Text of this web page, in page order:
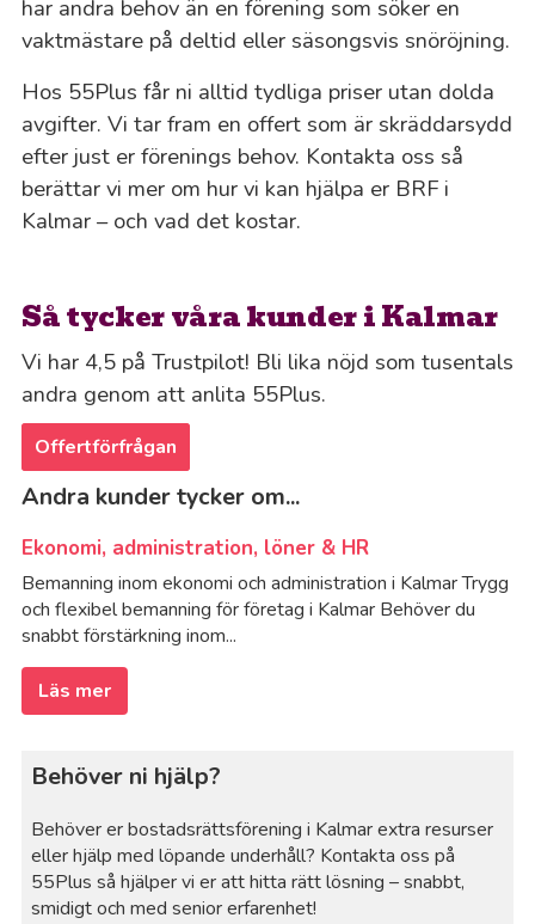
har andra behov än en förening som söker en
vaktmästare på deltid eller säsongsvis snöröjning.
Hos 55Plus får ni alltid tydliga priser utan dolda
avgifter. Vi tar fram en offert som är skräddarsydd
efter just er förenings behov. Kontakta oss så
berättar vi mer om hur vi kan hjälpa er BRF i
Kalmar – och vad det kostar.
Så tycker våra kunder i Kalmar
Vi har 4,5 på Trustpilot! Bli lika nöjd som tusentals
andra genom att anlita 55Plus.
Offertförfrågan
Andra kunder tycker om...
Ekonomi, administration, löner & HR
Bemanning inom ekonomi och administration i Kalmar Trygg
och flexibel bemanning för företag i Kalmar Behöver du
snabbt förstärkning inom...
Läs mer
Behöver ni hjälp?
Behöver er bostadsrättsförening i Kalmar extra resurser
eller hjälp med löpande underhåll? Kontakta oss på
55Plus så hjälper vi er att hitta rätt lösning – snabbt,
smidigt och med senior erfarenhet!